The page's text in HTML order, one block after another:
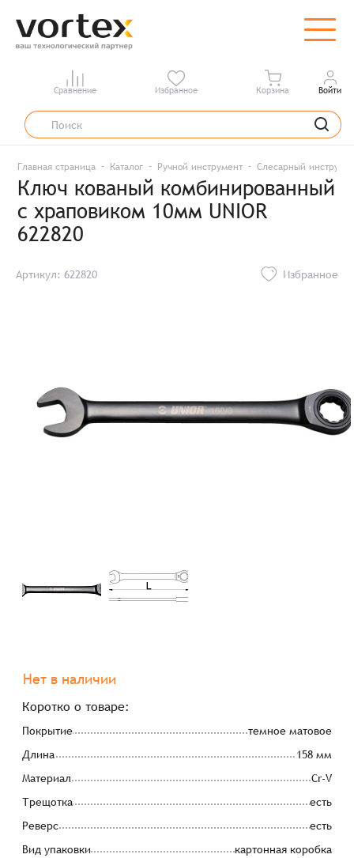
Сравнение Избранное Корзина Войти
Главная страница Каталог Ручной инструмент Слесарный
Ключ кованый комбинированный
с храповиком 10мм UNIOR
622820
Артикул: 622820 Избранное
Нет в наличии
Коротко о товаре:
Покрытие
темное матовое
Длина
158 мм
Материал
Cr-V
Трещотка
есть
Реверс
есть
Вид упаковки
картонная коробка